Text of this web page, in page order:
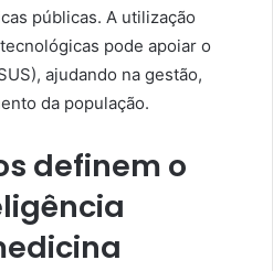
públicas. A utilização
pode apoiar o
ajudando na gestão,
da população.
definem o